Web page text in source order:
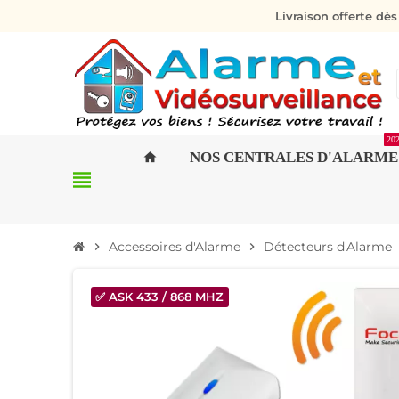
Livraison offerte
view_headline
home NOS CENTRALES D'ALARME
chevron_right Accessoires d'Alarme chevron_right Détecteurs d'Alarme
✅ ASK 433 / 868 MHZ